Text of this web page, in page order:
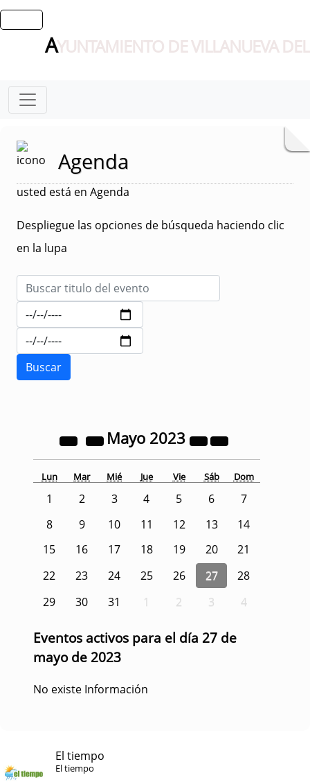
AYUNTAMIENTO DE VILLANUEVA
Agenda
usted está en Agenda
Despliegue las opciones de búsqueda haciendo clic
en la lupa
Mayo 2023
Lun Mar Mié Jue Vie Sáb Dom
1 2 3 4 5 6
7
8
9 10 11 12 13
14
15
16 17 18 19 20
21
22
23 24 25 26 27
28
29
30 31 1 2 3 4
Eventos activos para el día 27 de
mayo de 2023
No existe Información
El tiempo
El tiempo